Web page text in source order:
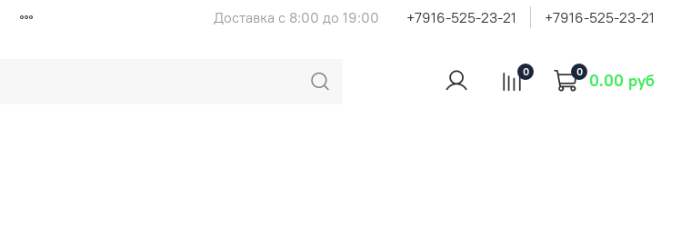
Доставка с 8:00 до 19:00 +7916-525-23-21 +7916-525-23-21
0 0 0.00 руб